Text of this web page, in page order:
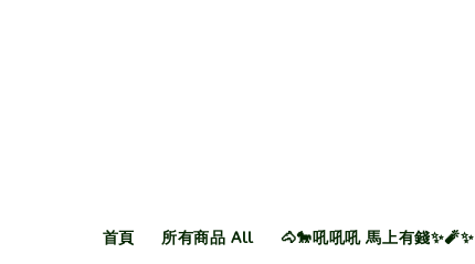
首頁 所有商品 All 🐴🐎吼吼吼 馬上有錢✨🧨✨